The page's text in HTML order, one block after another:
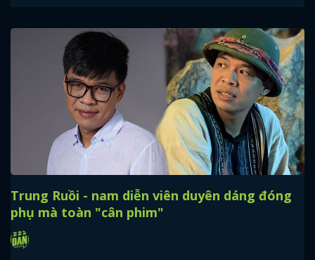
Trung Ruồi - nam diễn viên duyên dáng đóng
phụ mà toàn "cân phim"